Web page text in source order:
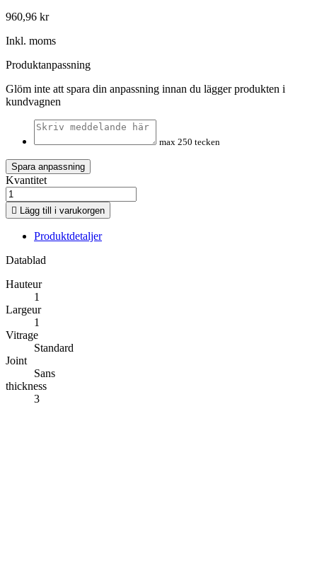
960,96 kr
Inkl. moms
Produktanpassning
Glöm inte att spara din anpassning innan du lägger produkten i
kundvagnen
max 250 tecken
Spara anpassning
Kvantitet
 Lägg till i varukorgen
Produktdetaljer
Datablad
Hauteur
1
Largeur
1
Vitrage
Standard
Joint
Sans
thickness
3